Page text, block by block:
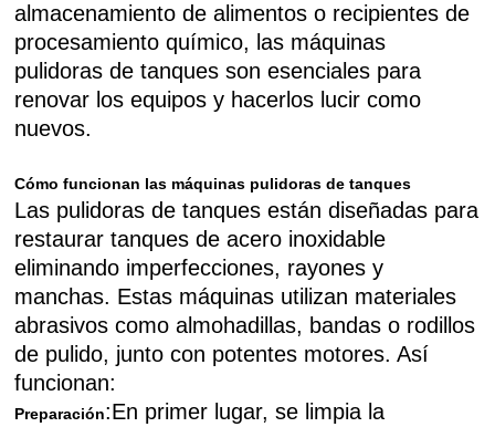
almacenamiento de alimentos o recipientes de
procesamiento químico, las máquinas
pulidoras de tanques son esenciales para
renovar los equipos y hacerlos lucir como
nuevos.
Cómo funcionan las máquinas pulidoras de tanques
Las pulidoras de tanques están diseñadas para
restaurar tanques de acero inoxidable
eliminando imperfecciones, rayones y
manchas. Estas máquinas utilizan materiales
abrasivos como almohadillas, bandas o rodillos
de pulido, junto con potentes motores. Así
funcionan:
Preparación:En primer lugar, se limpia la